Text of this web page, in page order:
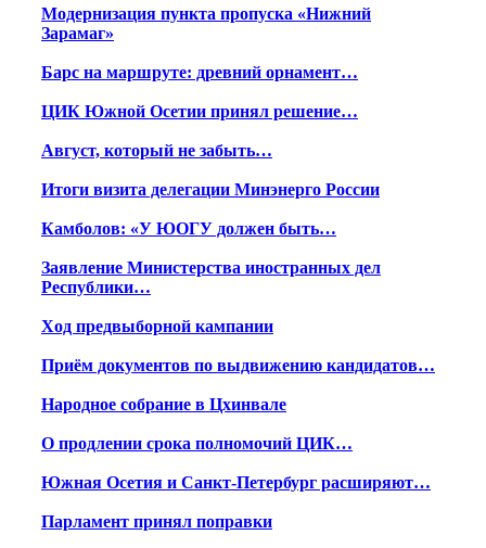
Модернизация пункта пропуска «Нижний
Зарамаг»
Барс на маршруте: древний орнамент…
ЦИК Южной Осетии принял решение…
Август, который не забыть…
Итоги визита делегации Минэнерго России
Камболов: «У ЮОГУ должен быть…
Заявление Министерства иностранных дел
Республики…
Ход предвыборной кампании
Приём документов по выдвижению кандидатов…
Народное собрание в Цхинвале
О продлении срока полномочий ЦИК…
Южная Осетия и Санкт-Петербург расширяют…
Парламент принял поправки